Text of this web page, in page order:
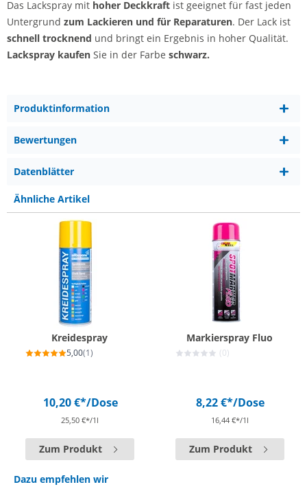
Das Lackspray mit hoher Deckkraft ist geeignet für fast jeden
Untergrund zum Lackieren und für Reparaturen. Der Lack ist
schnell trocknend und bringt ein Ergebnis in hoher Qualität.
Lackspray kaufen Sie in der Farbe schwarz.
Produktinformation
Bewertungen
Datenblätter
Ähnliche Artikel
Kreidespray
5,00(1)
10,20 €*/Dose
25,50 €*/1l
Zum Produkt
Markierspray Fluo
(0)
8,22 €*/Dose
16,44 €*/1l
Zum Produkt
Dazu empfehlen wir